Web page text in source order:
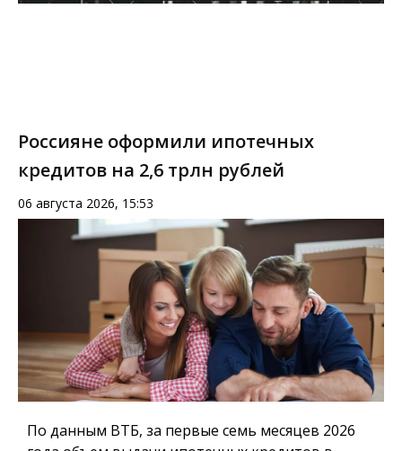
Россияне оформили ипотечных
кредитов на 2,6 трлн рублей
06 августа 2026, 15:53
По данным ВТБ, за первые семь месяцев 2026